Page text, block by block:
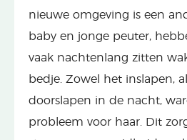
nieuwe omgeving is een
baby en jonge peuter,
vaak nachtenlang zitten
bedje. Zowel het inslapen,
doorslapen in de nacht,
probleem voor haar. Dit